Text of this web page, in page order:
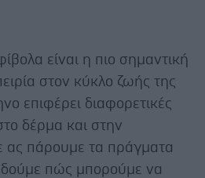
είναι η πιο σημαντική
στον κύκλο ζωής της
επιφέρει διαφορετικές
δέρμα και στην
ας πάρουμε τα πράγματα
πώς μπορούμε να